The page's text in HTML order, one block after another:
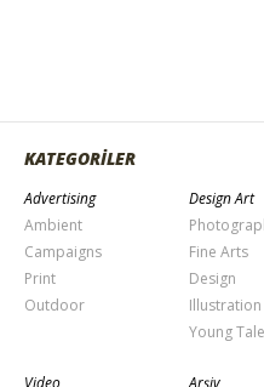
KATEGORİLER
Advertising
Ambient
Campaigns
Print
Outdoor
Design Art
Fine Arts
Design
Illustration
Young
Video Arşiv